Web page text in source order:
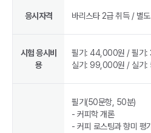
응시자격 바리스타 2급 취득 / 별
시험 응시비
용
필기: 44,000원 / 필기:
실기: 99,000원 / 실기
필기(50문항, 50분)
- 커피학 개론
- 커피 로스팅과 향미 평